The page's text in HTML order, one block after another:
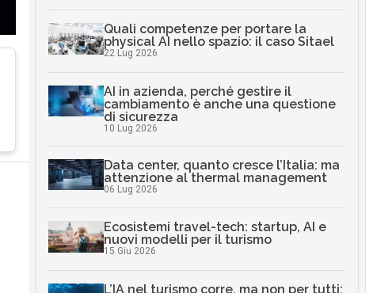
Quali competenze per portare la
physical AI nello spazio: il caso Sitael
22 Lug 2026
AI in azienda, perché gestire il
cambiamento è anche una questione
di sicurezza
10 Lug 2026
Data center, quanto cresce l’Italia: ma
attenzione al thermal management
06 Lug 2026
Ecosistemi travel-tech: startup, AI e
nuovi modelli per il turismo
15 Giu 2026
L’IA nel turismo corre, ma non per tutti: